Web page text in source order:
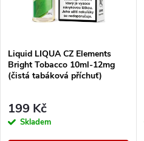
Liquid LIQUA CZ Elements
Bright Tobacco 10ml-12mg
(čistá tabáková příchuť)
199 Kč
Skladem